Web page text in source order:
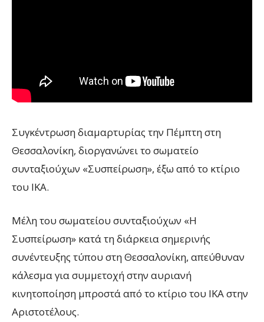
Συγκέντρωση διαμαρτυρίας την Πέμπτη στη
Θεσσαλονίκη, διοργανώνει το σωματείο
συνταξιούχων «Συσπείρωση», έξω από το κτίριο
του ΙΚΑ.
Μέλη του σωματείου συνταξιούχων «Η
Συσπείρωση» κατά τη διάρκεια σημερινής
συνέντευξης τύπου στη Θεσσαλονίκη, απεύθυναν
κάλεσμα για συμμετοχή στην αυριανή
κινητοποίηση μπροστά από το κτίριο του ΙΚΑ στην
Αριστοτέλους.